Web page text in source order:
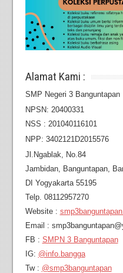
Alamat Kami :
SMP Negeri 3 Banguntapan
NPSN: 20400331
NSS : 201040116101
NPP: 3402121D2015576
Jl.Ngablak, No.84
Jambidan,
Banguntapan,
DI Yogyakarta 55195
Telp. 08112957270
Website :
Email :
FB : SMPN 3 Banguntapan
IG: @info.bangga
Tw : @smp3banguntapan